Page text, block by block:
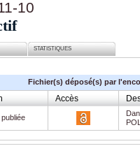
10
STATISTIQUES
Fichier(s) déposé(s) par
Accès